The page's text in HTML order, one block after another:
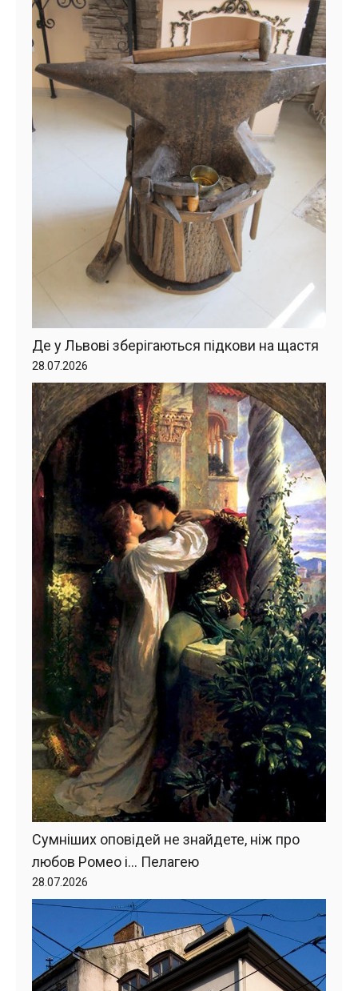
Де у Львові зберігаються підкови на щастя
28.07.2026
Сумніших оповідей не знайдете, ніж про
любов Ромео і… Пелагею
28.07.2026